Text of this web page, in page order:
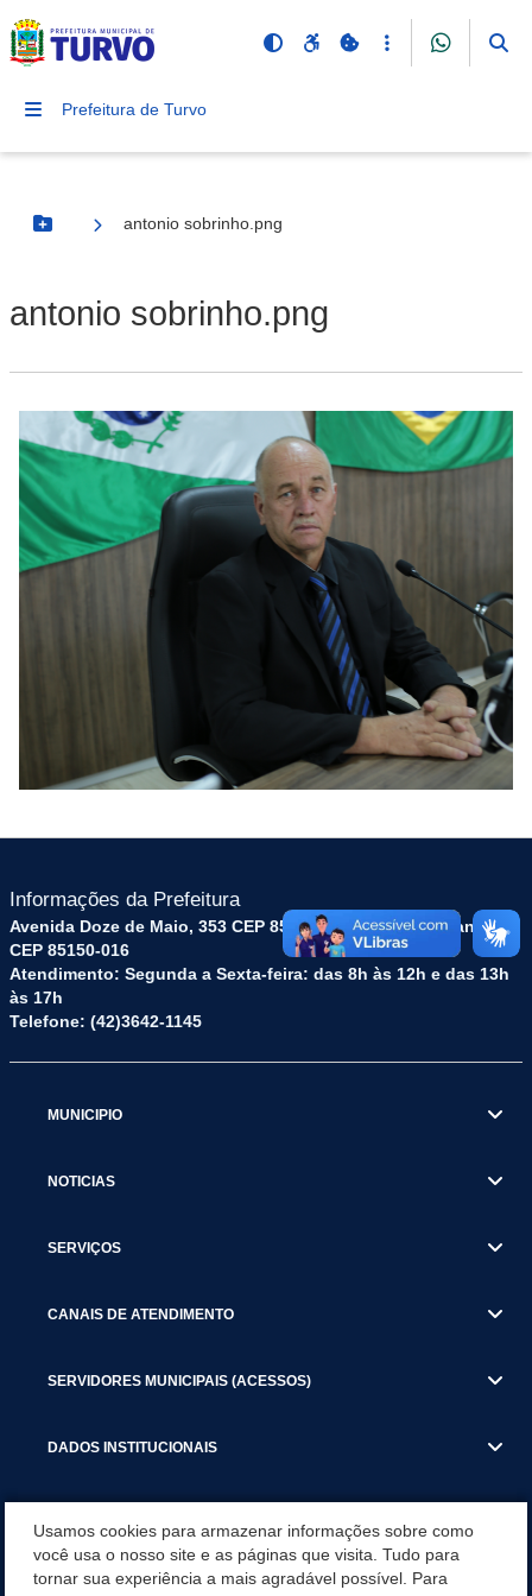
Prefeitura de Turvo
Botão Menu
antonio sobrinho.png
antonio sobrinho.png
Informações da Prefeitura
Avenida Doze de Maio, 353 CEP 85150-016 - Turvo - Paraná -
CEP 85150-016
Atendimento: Segunda a Sexta-feira: das 8h às 12h e das 13h
às 17h
Telefone: (42)3642-1145
MUNICIPIO
NOTICIAS
SERVIÇOS
CANAIS DE ATENDIMENTO
SERVIDORES MUNICIPAIS (ACESSOS)
DADOS INSTITUCIONAIS
SERVIÇOS TRIBUTARIOS
Usamos cookies para armazenar informações sobre como
você usa o nosso site e as páginas que visita. Tudo para
tornar sua experiência a mais agradável possível. Para